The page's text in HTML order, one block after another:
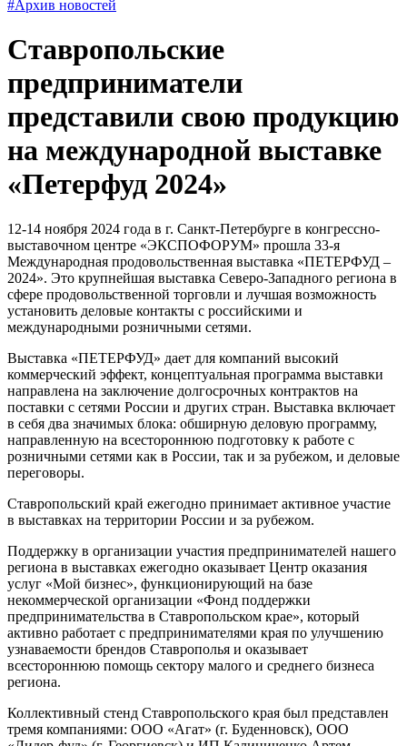
#Архив новостей
Ставропольские
предприниматели
представили свою продукцию
на международной выставке
«Петерфуд 2024»
12-14 ноября 2024 года в г. Санкт-Петербурге в конгрессно-
выставочном центре «ЭКСПОФОРУМ» прошла 33-я
Международная продовольственная выставка «ПЕТЕРФУД –
2024». Это крупнейшая выставка Северо-Западного региона в
сфере продовольственной торговли и лучшая возможность
установить деловые контакты с российскими и
международными розничными сетями.
Выставка «ПЕТЕРФУД» дает для компаний высокий
коммерческий эффект, концептуальная программа выставки
направлена на заключение долгосрочных контрактов на
поставки с сетями России и других стран. Выставка включает
в себя два значимых блока: обширную деловую программу,
направленную на всестороннюю подготовку к работе с
розничными сетями как в России, так и за рубежом, и деловые
переговоры.
Ставропольский край ежегодно принимает активное участие
в выставках на территории России и за рубежом.
Поддержку в организации участия предпринимателей нашего
региона в выставках ежегодно оказывает Центр оказания
услуг «Мой бизнес», функционирующий на базе
некоммерческой организации «Фонд поддержки
предпринимательства в Ставропольском крае», который
активно работает с предпринимателями края по улучшению
узнаваемости брендов Ставрополья и оказывает
всестороннюю помощь сектору малого и среднего бизнеса
региона.
Коллективный стенд Ставропольского края был представлен
тремя компаниями: ООО «Агат» (г. Буденновск), ООО